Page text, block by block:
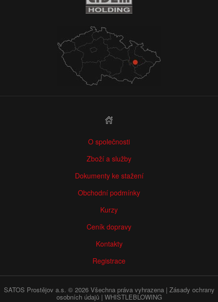
O společnosti
Zboží a služby
Dokumenty ke stažení
Obchodní podmínky
Kurzy
Ceník dopravy
Kontakty
Registrace
SATOS Prostějov a.s. © 2026 Všechna práva vyhrazena | Zásady ochrany
osobních údajů| WHISTLEBLOWING